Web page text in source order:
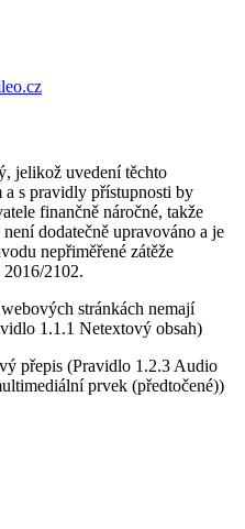
jelikož uvedení těchto
a s pravidly přístupnosti by
finančně náročné, takže
dodatečně upravováno a je
nepřiměřené zátěže
2102.
stránkách nemají
1.1.1 Netextový obsah)
přepis (Pravidlo 1.2.3 Audio
prvek (předtočené))